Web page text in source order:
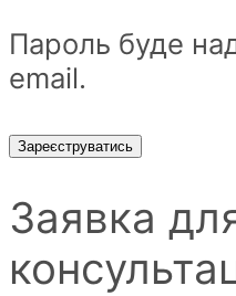
Пароль буде
email.
Зареєструватись
Заявка